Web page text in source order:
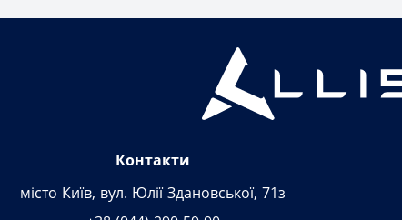
Контакти
місто Київ, вул. Юлії Здановської, 71з